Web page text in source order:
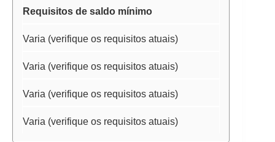
Requisitos de saldo mínimo
Varia (verifique os requisitos atuais)
Varia (verifique os requisitos atuais)
Varia (verifique os requisitos atuais)
Varia (verifique os requisitos atuais)